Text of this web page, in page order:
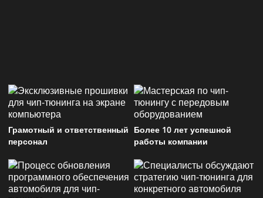
Грамотный и ответственный
персонал
Более 10 лет успешной
работы компании